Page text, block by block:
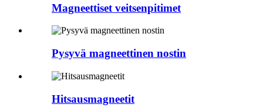
Magneettiset veitsenpitimet
Pysyvä magneettinen nostin
Hitsausmagneetit